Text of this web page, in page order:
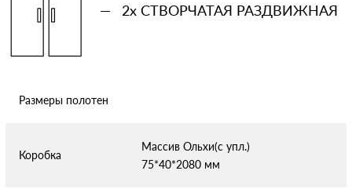
— 2x СТВОРЧАТАЯ РАЗДВИЖНАЯ
Размеры полотен
Коробка
Массив Ольхи(с упл.)
75*40*2080 мм